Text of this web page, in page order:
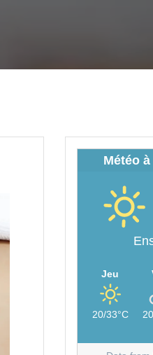
Météo
Jeu
20/33°C